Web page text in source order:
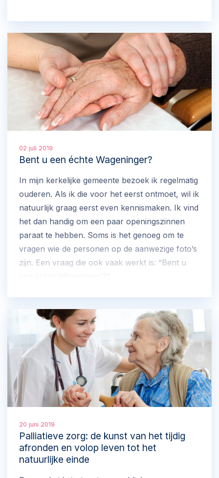
02 juli 2019
Bent u een échte Wageninger?
In mijn kerkelijke gemeente bezoek ik regelmatig
ouderen. Als ik die voor het eerst ontmoet, wil ik
natuurlijk graag eerst even kennismaken. Ik vind
het dan handig om een paar openingszinnen
paraat te hebben. Soms is het genoeg om te
vragen wie de personen op de aanwezige foto’s
zijn. Een vraag die ook vaak werkt is: “Bent u
20 juni 2019
Palliatieve zorg: de kunst van het tijdig
afronden en volop leven tot het
natuurlijke einde